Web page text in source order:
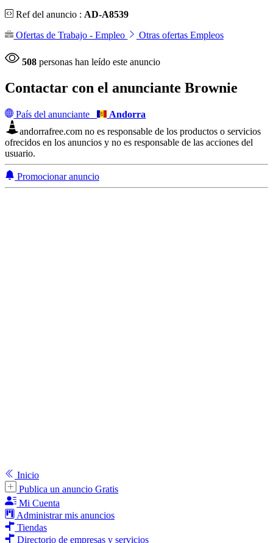
Ref del anuncio : AD-A8539
Ofertas de Trabajo - Empleo Otras ofertas Empleos
508 personas han leído este anuncio
Contactar con el anunciante Brownie
País del anunciante
Andorra
andorrafree.com no es responsable de los productos o servicios
ofrecidos en los anuncios y no es responsable de las acciones del
usuario.
Promocionar anuncio
Inicio
Publica un anuncio Gratis
Mi Cuenta
Administrar mis anuncios
Tiendas
Directorio de empresas y servicios